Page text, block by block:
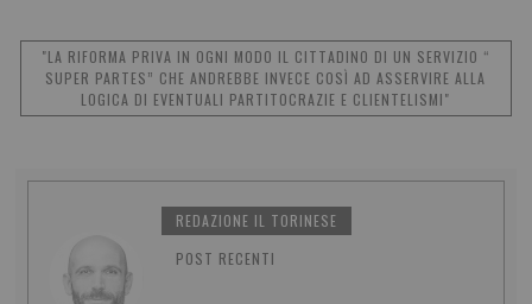
"LA RIFORMA PRIVA IN OGNI MODO IL CITTADINO DI UN SERVIZIO “
SUPER PARTES” CHE ANDREBBE INVECE COSÌ AD ASSERVIRE ALLA
LOGICA DI EVENTUALI PARTITOCRAZIE E CLIENTELISMI"
REDAZIONE IL TORINESE
POST RECENTI